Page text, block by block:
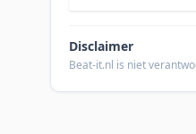
Disclaimer
Beat-it.nl is niet